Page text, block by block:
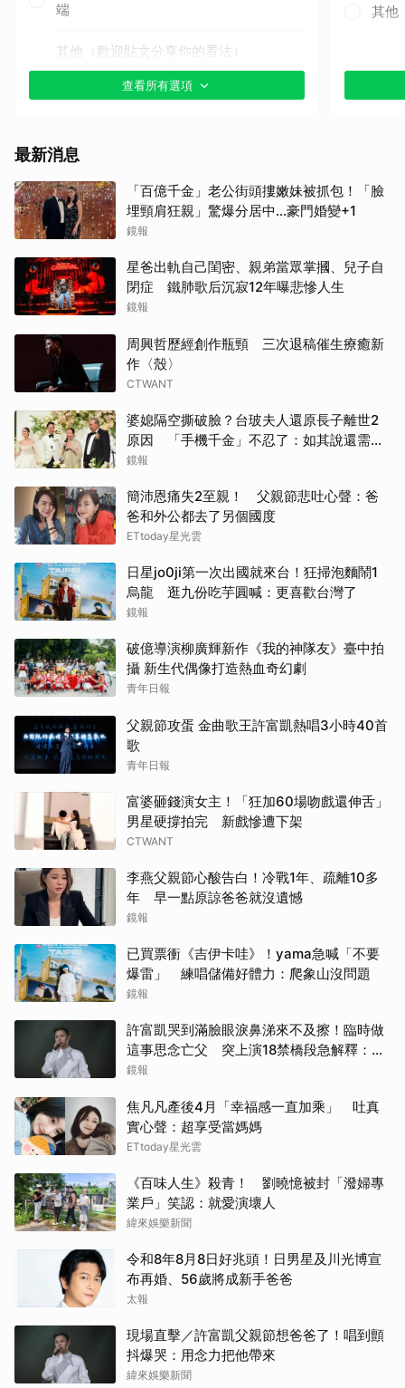
端
其他（歡迎貼文分享你的看法）
查看所有選項
其他
最新消息
「百億千金」老公街頭摟嫩妹被抓包！「臉
埋頸肩狂親」驚爆分居中...豪門婚變+1
鏡報
星爸出軌自己閨密、親弟當眾掌摑、兒子自
閉症 鐵肺歌后沉寂12年曝悲慘人生
鏡報
周興哲歷經創作瓶頸 三次退稿催生療癒新
作〈殼〉
CTWANT
婆媳隔空撕破臉？台玻夫人還原長子離世2
原因 「手機千金」不忍了：如其說還需要
離開嗎？
鏡報
簡沛恩痛失2至親！ 父親節悲吐心聲：爸
爸和外公都去了另個國度
ETtoday星光雲
日星jo0ji第一次出國就來台！狂掃泡麵鬧1
烏龍 逛九份吃芋圓喊：更喜歡台灣了
鏡報
破億導演柳廣輝新作《我的神隊友》臺中拍
攝 新生代偶像打造熱血奇幻劇
青年日報
父親節攻蛋 金曲歌王許富凱熱唱3小時40首
歌
青年日報
富婆砸錢演女主！「狂加60場吻戲還伸舌」
男星硬撐拍完 新戲慘遭下架
CTWANT
李燕父親節心酸告白！冷戰1年、疏離10多
年 早一點原諒爸爸就沒遺憾
鏡報
已買票衝《吉伊卡哇》！yama急喊「不要
爆雷」 練唱儲備好體力：爬象山沒問題
鏡報
許富凱哭到滿臉眼淚鼻涕來不及擦！臨時做
這事思念亡父 突上演18禁橋段急解釋：這
是放煙火
鏡報
焦凡凡產後4月「幸福感一直加乘」 吐真
實心聲：超享受當媽媽
ETtoday星光雲
《百味人生》殺青！ 劉曉憶被封「潑婦專
業戶」笑認：就愛演壞人
緯來娛樂新聞
令和8年8月8日好兆頭！日男星及川光博宣
布再婚、56歲將成新手爸爸
太報
現場直擊／許富凱父親節想爸爸了！唱到顫
抖爆哭：用念力把他帶來
緯來娛樂新聞
取消